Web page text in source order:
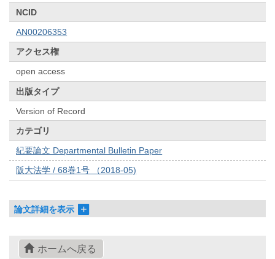
NCID
AN00206353
アクセス権
open access
出版タイプ
Version of Record
カテゴリ
紀要論文 Departmental Bulletin Paper
阪大法学 / 68巻1号 （2018-05)
論文詳細を表示
ホームへ戻る